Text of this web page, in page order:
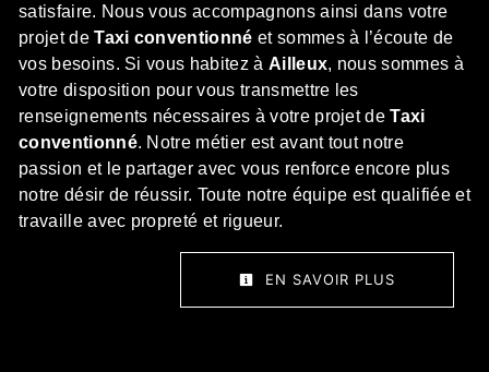
satisfaire. Nous vous accompagnons ainsi dans votre
projet deTaxi conventionné et sommes à l’écoute de
vos besoins. Si vous habitez à Ailleux, nous sommes à
votre disposition pour vous transmettre les
renseignements nécessaires à votre projet deTaxi
conventionné. Notre métier est avant tout notre
passion et le partager avec vous renforce encore plus
notre désir de réussir. Toute notre équipe est qualifiée et
travaille avec propreté et rigueur.
EN SAVOIR PLUS